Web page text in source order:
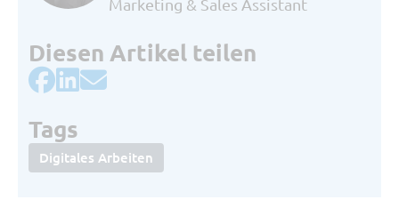
Überwachung, Wartung und
Optimierung zu unterstützen. Im
Gegensatz dazu sind traditionelle
3D-Modelle statische
für die Planung und Visualisierung
genutzt werden, ohne dynamische
Marketing & Sales Assistant
Diesen Artikel teilen
Tags
Digitales Arbeiten